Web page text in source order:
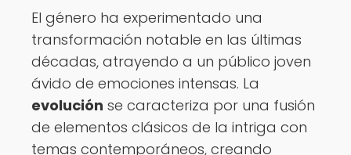
El género ha experimentado una
transformación notable en las últimas
décadas, atrayendo a un público joven
ávido de emociones intensas. La
evolución se caracteriza por una fusión
de elementos clásicos de la intriga con
temas contemporáneos, creando